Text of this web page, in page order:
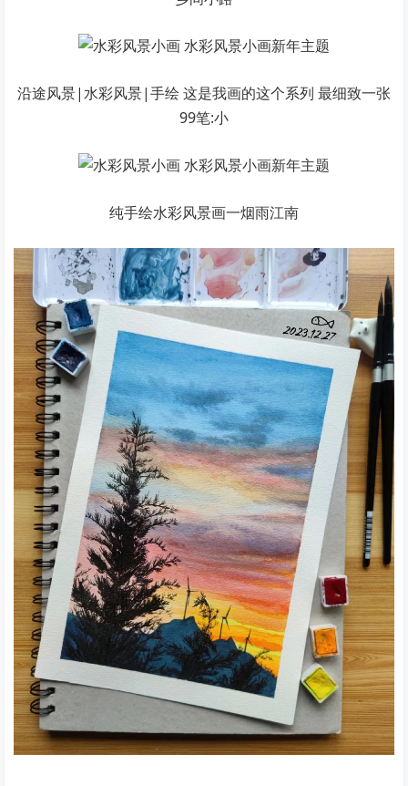
沿途风景|水彩风景|手绘 这是我画的这个系列 最细致一张
99笔:小
纯手绘水彩风景画一烟雨江南